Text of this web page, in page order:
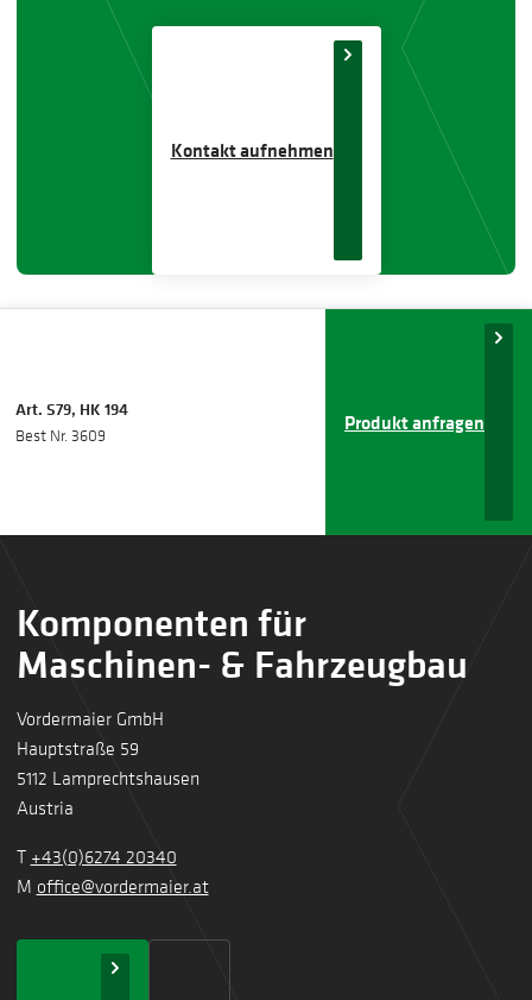
Kontakt aufnehmen
Art. S79, HK 194
Best Nr. 3609
Produkt anfragen
Komponenten für
Maschinen- & Fahrzeugbau
Vordermaier GmbH
Hauptstraße 59
5112 Lamprechtshausen
Austria
T +43(0)6274 20340
M office@vordermaier.at